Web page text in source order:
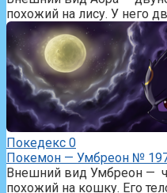
похожий на лису. У него
Покедекс 0
Покемон — Умбреон №
Внешний вид Умбреон —
похожий на кошку. Его